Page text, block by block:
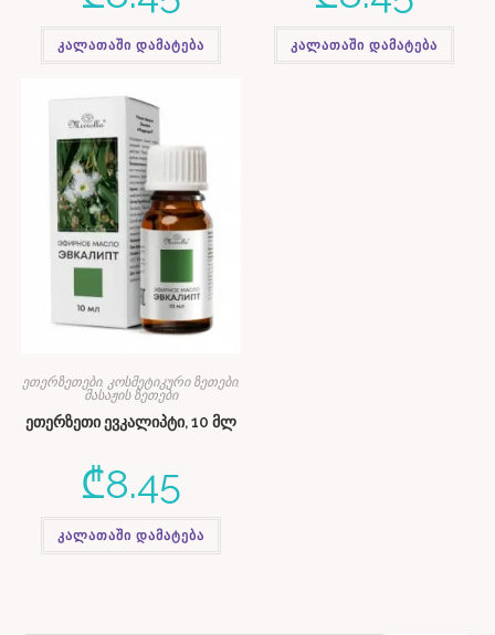
კალათაში დამატება კალათაში დამატება
ეთერზეთები, კოსმეტიკური ზეთები,
მასაჟის ზეთები
ეთერზეთი ევკალიპტი, 10 მლ
₾8.45
კალათაში დამატება